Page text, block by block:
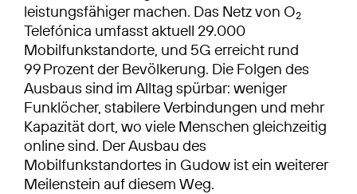
leistungsfähiger machen. Das Netz von O2
Telefónica umfasst aktuell 29.000
Mobilfunkstandorte, und 5G erreicht rund
99 Prozent der Bevölkerung. Die Folgen des
Ausbaus sind im Alltag spürbar: weniger
Funklöcher, stabilere Verbindungen und mehr
Kapazität dort, wo viele Menschen gleichzeitig
online sind. Der Ausbau des
Mobilfunkstandortes in Gudow ist ein weiterer
Meilenstein auf diesem Weg.